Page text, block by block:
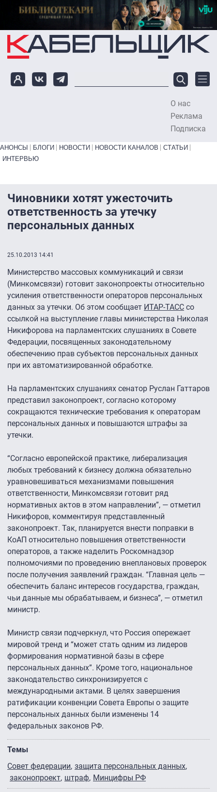
Перейти к основному содержанию
О нас
Реклама
Подписка
Primary links bottom
АНОНСЫ БЛОГИ НОВОСТИ НОВОСТИ КАНАЛОВ
СТАТЬИ
ИНТЕРВЬЮ
Чиновники хотят ужесточить
ответственность за утечку
персональных данных
25.10.2013 14:41
Министерство массовых коммуникаций и связи
(Минкомсвязи) готовит законопроекты относительно
усиления ответственности операторов персональных
данных за утечки. Об этом сообщает ИТАР-ТАСС со
ссылкой на выступление главы министерства Николая
Никифорова на парламентских слушаниях в Совете
Федерации, посвященных законодательному
обеспечению прав субъектов персональных данных
при их автоматизированной обработке.
На парламентских слушаниях сенатор Руслан Гаттаров
представил законопроект, согласно которому
сокращаются технические требования к операторам
персональных данных и повышаются штрафы за
утечки.
“Согласно европейской практике, либерализация
любых требований к бизнесу должна обязательно
уравновешиваться механизмами повышения
ответственности, Минкомсвязи готовит ряд
нормативных актов в этом направлении”, — отметил
Никифоров, комментируя представленный
законопроект. Так, планируется внести поправки в
КоАП относительно повышения ответственности
операторов, а также наделить Роскомнадзор
полномочиями по проведению внеплановых проверок
после получения заявлений граждан. “Главная цель —
обеспечить баланс интересов государства, граждан,
чьи данные мы обрабатываем, и бизнеса”, — отметил
министр.
Министр связи подчеркнул, что Россия опережает
мировой тренд и “может стать одним из лидеров
формирования нормативной базы в сфере
персональных данных”. Кроме того, национальное
законодательство синхронизируется с
международными актами. В целях завершения
ратификации конвенции Совета Европы о защите
персональных данных были изменены 14
федеральных законов РФ.
Темы
Совет федерации защита персональных данных
законопроект штраф Минцифры РФ